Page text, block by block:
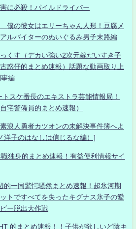
に必殺！パイルドライバー
僕の彼女はエリーちゃん人形！豆腐メ
ルバイターのぬいぐるみ男子末路編
くす（デカい強い2次元嫁だいすき子
惑仔的まとめ速報）話題な動画取り上
編
スケ番長のエキストラ芸能情報局！
宅警備員的まとめ速報）
浪人勇者カツオンの未解決事件簿へよ
洋子のはなしは信じるな編）]
身的まとめ速報！有益便利情報サイ
的一同驚愕騒然まとめ速報！超氷河期
トですべてを失ったキグナス氷子の愛
ー脱出大作戦
的まとめ速報！！子供が欲しいど陰キ